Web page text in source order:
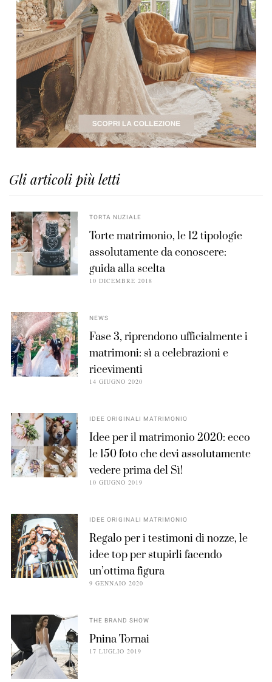
Gli articoli più letti
TORTA NUZIALE
Torte matrimonio, le 12 tipologie
assolutamente da conoscere:
guida alla scelta
10 DICEMBRE 2018
NEWS
Fase 3, riprendono ufficialmente i
matrimoni: sì a celebrazioni e
ricevimenti
14 GIUGNO 2020
IDEE ORIGINALI MATRIMONIO
Idee per il matrimonio 2020: ecco
le 150 foto che devi assolutamente
vedere prima del Sì!
10 GIUGNO 2019
IDEE ORIGINALI MATRIMONIO
Regalo per i testimoni di nozze, le
idee top per stupirli facendo
un’ottima figura
9 GENNAIO 2020
THE BRAND SHOW
Pnina Tornai
17 LUGLIO 2019